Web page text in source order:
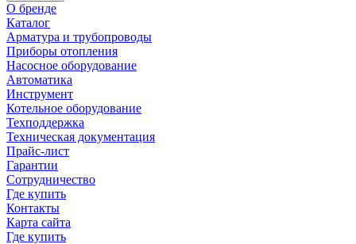
О бренде
Каталог
Арматура и трубопроводы
Приборы отопления
Насосное оборудование
Автоматика
Инструмент
Котельное оборудование
Техподдержка
Техническая документация
Прайс-лист
Гарантии
Сотрудничество
Где купить
Контакты
Карта сайта
Где купить